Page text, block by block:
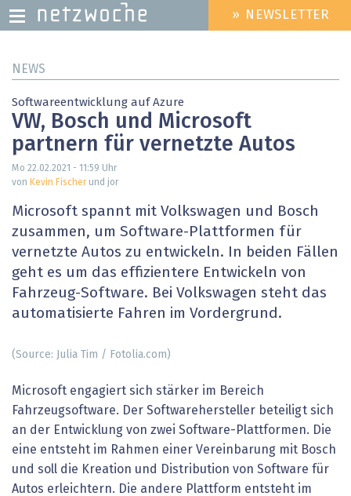
zum
HEADER
MENU
» NEWSLETTER
NEWS
Softwareentwicklung auf Azure
VW, Bosch und Microsoft
partnern für vernetzte Autos
Mo 22.02.2021 - 11:59 Uhr
von Kevin Fischerund jor
Microsoft spannt mit Volkswagen und Bosch
zusammen, um Software-Plattformen für
vernetzte Autos zu entwickeln. In beiden Fällen
geht es um das effizientere Entwickeln von
Fahrzeug-Software. Bei Volkswagen steht das
automatisierte Fahren im Vordergrund.
(Source: Julia Tim / Fotolia.com)
Microsoft engagiert sich stärker im Bereich
Fahrzeugsoftware. Der Softwarehersteller beteiligt sich
an der Entwicklung von zwei Software-Plattformen. Die
eine entsteht im Rahmen einer Vereinbarung mit Bosch
und soll die Kreation und Distribution von Software für
Autos erleichtern. Die andere Plattform entsteht im